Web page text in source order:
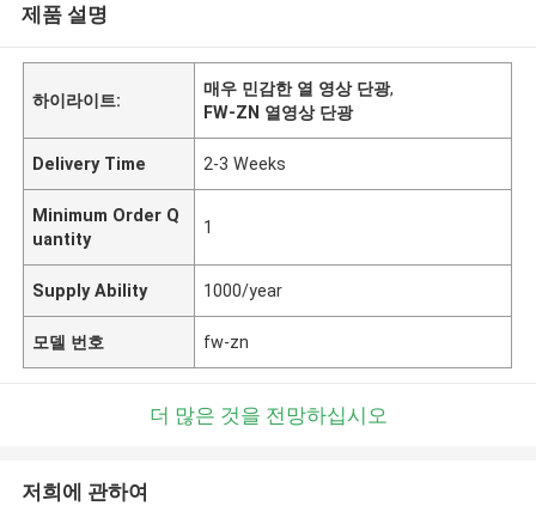
제품 설명
하이라이트:
매우 민감한 열 영상 단광,
FW-ZN 열영상 단광
Delivery Time 2-3 Weeks
Minimum Order Q
uantity
1
Supply Ability 1000/year
모델 번호 fw-zn
더 많은 것을 전망하십시오
저희에 관하여